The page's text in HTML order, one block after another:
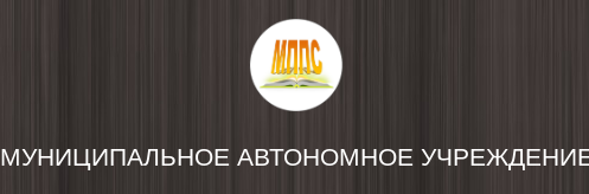
МУНИЦИПАЛЬНОЕ АВТОНОМНОЕ